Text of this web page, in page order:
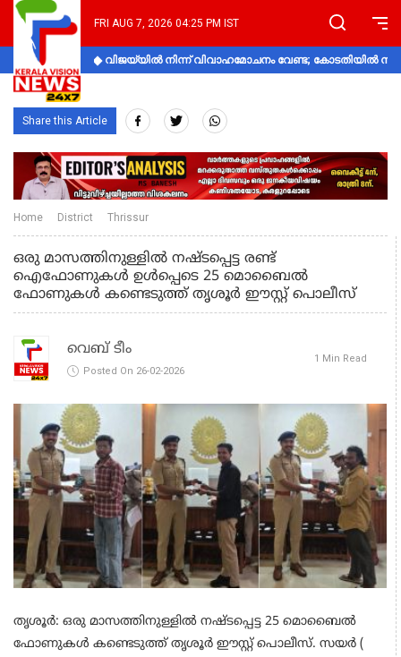
FRI AUG 7, 2026 04:25 PM IST
വിജയ്‌യിൽ നിന്ന് വിവാഹമോചനം വേണ്ട; കോടതിയിൽ
Share this Article
Home District Thrissur
ഒരു മാസത്തിനുള്ളിൽ നഷ്ടപ്പെട്ട രണ്ട്
ഐഫോണുകൾ ഉൾപ്പെടെ 25 മൊബൈൽ
ഫോണുകൾ കണ്ടെടുത്ത് തൃശൂർ ഈസ്റ്റ് പൊലീസ്
വെബ് ടീം
Posted On 26-02-2026
1 Min Read
തൃശൂർ: ഒരു മാസത്തിനുള്ളിൽ നഷ്ടപ്പെട്ട 25 മൊബൈൽ
ഫോണുകൾ കണ്ടെടുത്ത് തൃശൂർ ഈസ്റ്റ് പൊലീസ്. സയർ (